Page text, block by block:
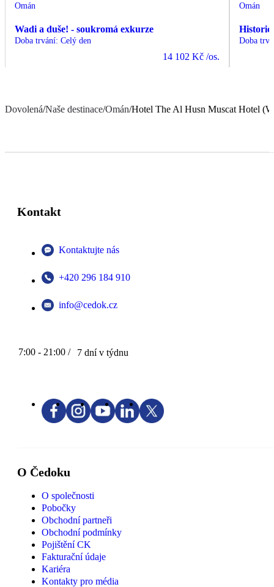
Omán
Wadi a duše! - soukromá exkurze
Doba trvání: Celý den
14 102 Kč /os.
Omán
Doba
Dovolená/Naše destinace/Omán/Hotel The Al Husn Muscat Hotel
Kontakt
Kontaktujte nás
+420 296 184 910
info@cedok.cz
7:00 - 21:00 / 7 dní v týdnu
O Čedoku
O společnosti
Pobočky
Obchodní partneři
Obchodní podmínky
Pojištění CK
Fakturační údaje
Kariéra
Kontakty pro média